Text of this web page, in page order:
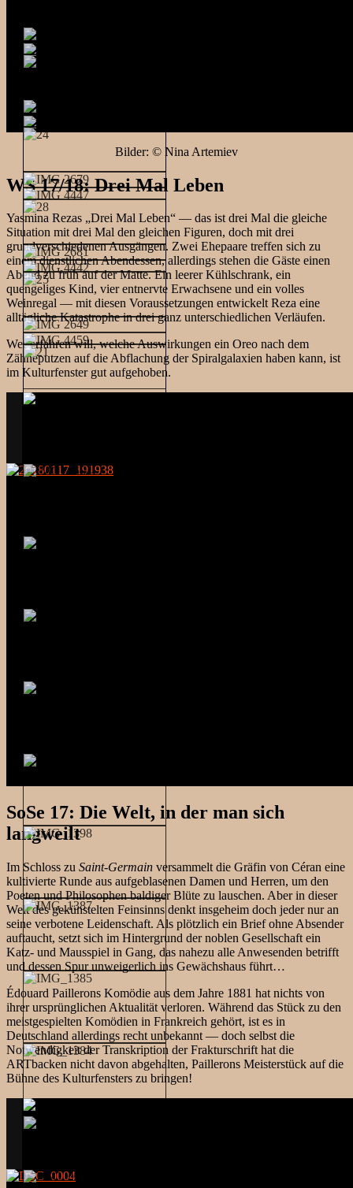
Bilder: © Nina Artemiev
WS 17/18: Drei Mal Leben
Yasmina Rezas „Drei Mal Leben“ — das ist drei Mal die gleiche
Situation mit drei Mal den gleichen Figuren, doch mit drei
grundverschiedenen Ausgängen. Zwei Ehepaare treffen sich zu
einem dienstlichen Abendessen, allerdings stehen die Gäste einen
Abend zu früh auf der Matte. Ein leerer Kühlschrank, ein
quengeliges Kind, vier entnervte Erwachsene und ein volles
Weinregal — mit diesen Voraussetzungen entwickelt Reza eine
alltägliche Katastrophe in drei ganz unterschiedlichen Verläufen.
Wer erfahren will, welche Auswirkungen ein Oreo nach dem
Zähneputzen auf die Abflachung der Spiralgalaxien haben kann, ist
im Kulturfenster gut aufgehoben.
SoSe 17: Die Welt, in der man sich
langweilt
Im Schloss zu Saint-Germain versammelt die Gräfin von Céran eine
kultivierte Runde aus aufgeblasenen Damen und Herren, um den
Poeten und Philosophen baldiger Blüte zu lauschen. Aber in dieser
Welt des gekünstelten Feinsinns denkt insgeheim doch jeder nur an
seine verbotene Leidenschaft. Als plötzlich ein Brief ohne Absender
auftaucht, setzt sich im Hintergrund der noblen Gesellschaft ein
Katz- und Mausspiel in Gang, das nahezu alle Anwesenden betrifft
und dessen Spur unweigerlich ins Gewächshaus führt…
Édouard Paillerons Komödie aus dem Jahre 1881 hat nichts von
ihrer ursprünglichen Aktualität verloren. Während das Stück zu den
meistgespielten Komödien in Frankreich gehört, ist es in
Deutschland allerdings recht unbekannt — doch selbst die
Notwendigkeit der Transkription der Frakturschrift hat die
ARTbacken nicht davon abgehalten, Paillerons Meisterstück auf die
Bühne des Kulturfensters zu bringen!